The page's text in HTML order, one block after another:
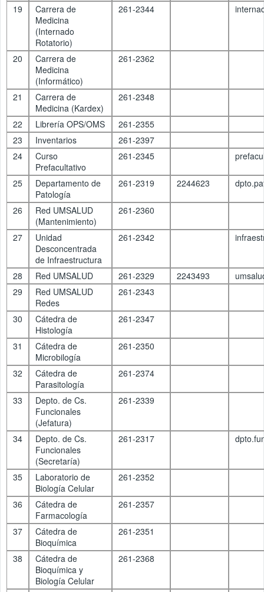
19
Carrera de
Medicina
(Internado
Rotatorio)
261-2344
20
Carrera de
Medicina
(Informático)
261-2362
21
Carrera de
Medicina (Kardex)
261-2348
22 Librería OPS/OMS
261-2355
23
Inventarios
261-2397
24
Curso
Prefacultativo
261-2345
25
Departamento de
Patología
261-2319 2244623
26
Red UMSALUD
(Mantenimiento)
261-2360
27
Unidad
Desconcentrada
de Infraestructura
261-2342
28 Red UMSALUD 261-2329 2243493
29
Red UMSALUD
Redes
261-2343
30
Cátedra de
Histología
261-2347
31
Cátedra de
Microbilogía
261-2350
32
Cátedra de
Parasitología
261-2374
33
Depto. de Cs.
Funcionales
(Jefatura)
261-2339
34
Depto. de Cs.
Funcionales
(Secretaría)
261-2317
35
Laboratorio de
Biología Celular
261-2352
36
Cátedra de
Farmacología
261-2357
37
Cátedra de
Bioquímica
261-2351
38
Cátedra de
Bioquímica y
Biología Celular
261-2368